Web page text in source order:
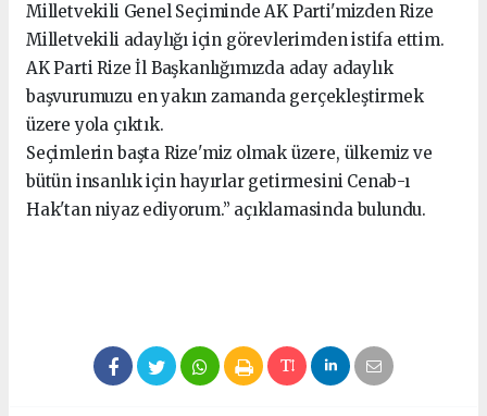
Milletvekili Genel Seçiminde AK Parti'mizden Rize
Milletvekili adaylığı için görevlerimden istifa ettim.
AK Parti Rize İl Başkanlığımızda aday adaylık
başvurumuzu en yakın zamanda gerçekleştirmek
üzere yola çıktık.
Seçimlerin başta Rize'miz olmak üzere, ülkemiz ve
bütün insanlık için hayırlar getirmesini Cenab-ı
Hak'tan niyaz ediyorum.” açıklamasinda bulundu.